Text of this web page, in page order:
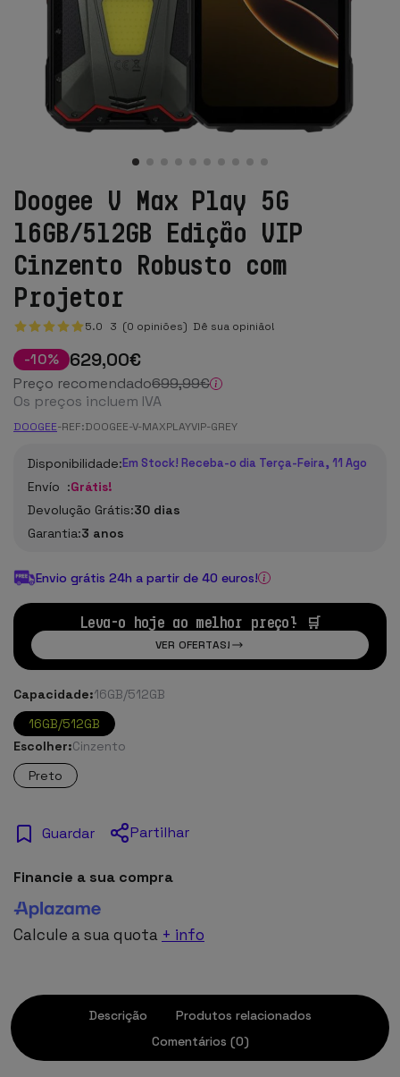
Doogee V Max Play 5G
16GB/512GB Edição VIP
Cinzento Robusto com
Projetor
5.0 3 (0 opiniões) Dê sua opinião!
-10% 629,00€
Preço recomendado699,99€
Os preços incluem IVA
DOOGEE-REF:DOOGEE-V-MAXPLAYVIP-GREY
Disponibilidade:Em Stock! Receba-o dia Terça-Feira, 11 Ago
Envío :Grátis!
Devolução Grátis:30 dias
Garantia:3 anos
Envio grátis 24h a partir de 40 euros!
Leva-o hoje ao melhor preço! 🛒
VER OFERTAS!
Capacidade:16GB/512GB
16GB/512GB
Escolher:Cinzento
Preto
Guardar Partilhar
Financie a sua compra
Calcule a sua quota + info
Descrição
Produtos relacionados
Comentários (0)